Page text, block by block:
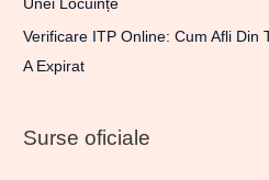
Unei Locuințe
Verificare ITP Online: Cum Afli Din
A Expirat
Surse oficiale